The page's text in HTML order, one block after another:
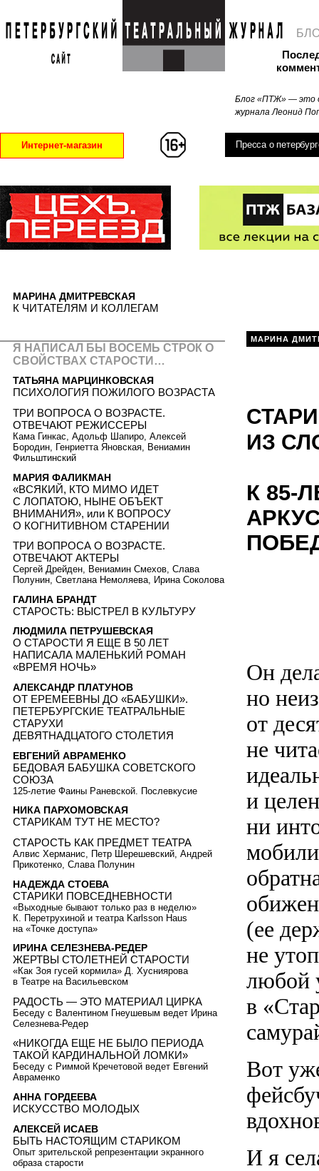
Блог «ПТЖ» — это
журнала Леонид
Интернет-магазин Пресса о
МАРИНА
ИЗ
К 85-
Он
но
от
не
и
ни
(ее
не
любой
в
Вот
И я
МАРИНА ДМИТРЕВСКАЯ
К ЧИТАТЕЛЯМ И КОЛЛЕГАМ
Я НАПИСАЛ БЫ ВОСЕМЬ СТРОК О
СВОЙСТВАХ СТАРОСТИ…
ТАТЬЯНА МАРЦИНКОВСКАЯ
ПСИХОЛОГИЯ ПОЖИЛОГО ВОЗРАСТА
ТРИ ВОПРОСА О ВОЗРАСТЕ.
ОТВЕЧАЮТ РЕЖИССЕРЫ
Кама Гинкас, Адольф Шапиро, Алексей
Бородин, Генриетта Яновская, Вениамин
Фильштинский
МАРИЯ ФАЛИКМАН
«ВСЯКИЙ, КТО МИМО ИДЕТ
С ЛОПАТОЮ, НЫНЕ ОБЪЕКТ
ВНИМАНИЯ», или К ВОПРОСУ
О КОГНИТИВНОМ СТАРЕНИИ
ТРИ ВОПРОСА О ВОЗРАСТЕ.
ОТВЕЧАЮТ АКТЕРЫ
Сергей Дрейден, Вениамин Смехов, Слава
Полунин, Светлана Немоляева, Ирина Соколова
ГАЛИНА БРАНДТ
СТАРОСТЬ: ВЫСТРЕЛ В КУЛЬТУРУ
ЛЮДМИЛА ПЕТРУШЕВСКАЯ
О СТАРОСТИ Я ЕЩЕ В 50 ЛЕТ
НАПИСАЛА МАЛЕНЬКИЙ РОМАН
«ВРЕМЯ НОЧЬ»
АЛЕКСАНДР ПЛАТУНОВ
ОТ ЕРЕМЕЕВНЫ ДО «БАБУШКИ».
ПЕТЕРБУРГСКИЕ ТЕАТРАЛЬНЫЕ
СТАРУХИ
ДЕВЯТНАДЦАТОГО СТОЛЕТИЯ
ЕВГЕНИЙ АВРАМЕНКО
БЕДОВАЯ БАБУШКА СОВЕТСКОГО
СОЮЗА
125-летие Фаины Раневской. Послевкусие
НИКА ПАРХОМОВСКАЯ
СТАРИКАМ ТУТ НЕ МЕСТО?
СТАРОСТЬ КАК ПРЕДМЕТ ТЕАТРА
Алвис Херманис, Петр Шерешевский, Андрей
Прикотенко, Слава Полунин
НАДЕЖДА СТОЕВА
СТАРИКИ ПОВСЕДНЕВНОСТИ
«Выходные бывают только раз в неделю»
К. Перетрухиной и театра Karlsson Haus
на «Точке доступа»
ИРИНА СЕЛЕЗНЕВА-РЕДЕР
ЖЕРТВЫ СТОЛЕТНЕЙ СТАРОСТИ
«Как Зоя гусей кормила» Д. Хусниярова
в Театре на Васильевском
РАДОСТЬ — ЭТО МАТЕРИАЛ ЦИРКА
Беседу с Валентином Гнеушевым ведет Ирина
Селезнева-Редер
«НИКОГДА ЕЩЕ НЕ БЫЛО ПЕРИОДА
ТАКОЙ КАРДИНАЛЬНОЙ ЛОМКИ»
Беседу с Риммой Кречетовой ведет Евгений
Авраменко
АННА ГОРДЕЕВА
ИСКУССТВО МОЛОДЫХ
АЛЕКСЕЙ ИСАЕВ
БЫТЬ НАСТОЯЩИМ СТАРИКОМ
Опыт зрительской репрезентации экранного
образа старости